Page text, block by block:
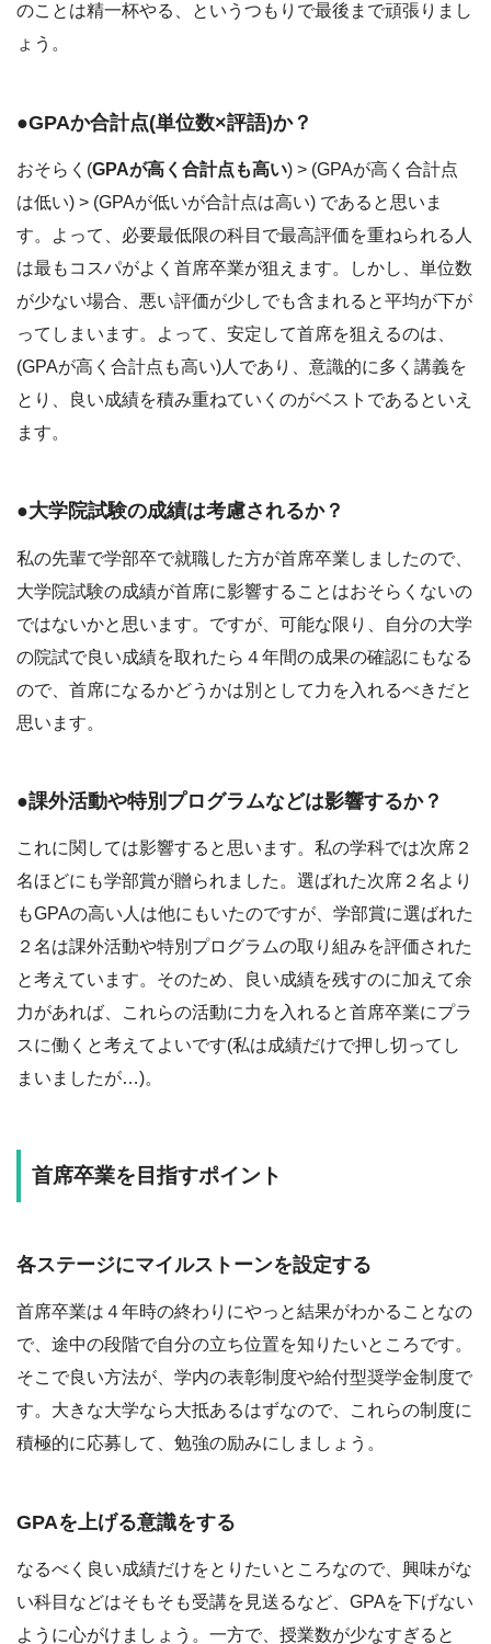
のことは精一杯やる、というつもりで最後まで頑張りまし
ょう。
●GPAか合計点(単位数×評語)か？
おそらく(GPAが高く合計点も高い) > (GPAが高く合計点
は低い) > (GPAが低いが合計点は高い) であると思いま
す。よって、必要最低限の科目で最高評価を重ねられる人
は最もコスパがよく首席卒業が狙えます。しかし、単位数
が少ない場合、悪い評価が少しでも含まれると平均が下が
ってしまいます。よって、安定して首席を狙えるのは、
(GPAが高く合計点も高い)人であり、意識的に多く講義を
とり、良い成績を積み重ねていくのがベストであるといえ
ます。
●大学院試験の成績は考慮されるか？
私の先輩で学部卒で就職した方が首席卒業しましたので、
大学院試験の成績が首席に影響することはおそらくないの
ではないかと思います。ですが、可能な限り、自分の大学
の院試で良い成績を取れたら４年間の成果の確認にもなる
ので、首席になるかどうかは別として力を入れるべきだと
思います。
●課外活動や特別プログラムなどは影響するか？
これに関しては影響すると思います。私の学科では次席２
名ほどにも学部賞が贈られました。選ばれた次席２名より
もGPAの高い人は他にもいたのですが、学部賞に選ばれた
２名は課外活動や特別プログラムの取り組みを評価された
と考えています。そのため、良い成績を残すのに加えて余
力があれば、これらの活動に力を入れると首席卒業にプラ
スに働くと考えてよいです(私は成績だけで押し切ってし
まいましたが…)。
首席卒業を目指すポイント
各ステージにマイルストーンを設定する
首席卒業は４年時の終わりにやっと結果がわかることなの
で、途中の段階で自分の立ち位置を知りたいところです。
そこで良い方法が、学内の表彰制度や給付型奨学金制度で
す。大きな大学なら大抵あるはずなので、これらの制度に
積極的に応募して、勉強の励みにしましょう。
GPAを上げる意識をする
なるべく良い成績だけをとりたいところなので、興味がな
い科目などはそもそも受講を見送るなど、GPAを下げない
ように心がけましょう。一方で、授業数が少なすぎると